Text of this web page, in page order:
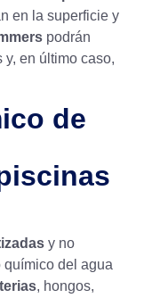
en la superficie y
podrán
en último caso,
de
y no
del agua
, hongos,